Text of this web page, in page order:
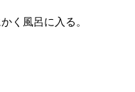
く風呂に入る。